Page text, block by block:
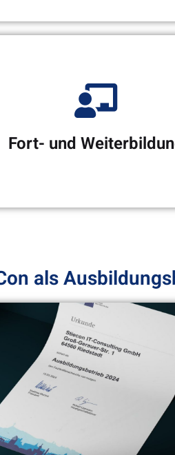
Duz-Kultur bis in die
Management-Ebene
Fort- und
Dank unserer starken
Partner bleibst Du
Up-To-Date!
als